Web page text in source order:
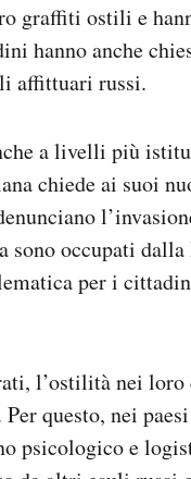
graffiti ostili e
hanno anche
affittuari russi.
a livelli più
chiede ai suoi
occupati dalla
per i
l’ostilità nei
questo, nei
psicologico e